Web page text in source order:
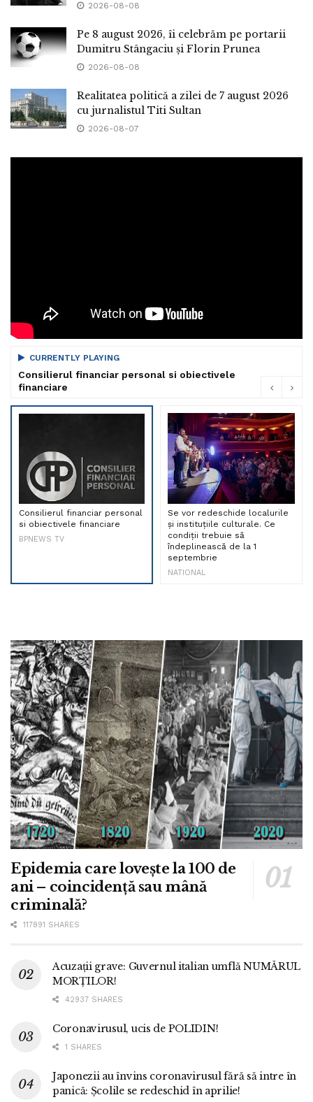
2026-08-08
Pe 8 august 2026, îi celebrăm pe portarii
Dumitru Stângaciu și Florin Prunea
2026-08-08
Realitatea politică a zilei de 7 august 2026
cu jurnalistul Titi Sultan
2026-08-07
CURRENTLY PLAYING
Consilierul financiar personal si obiectivele
financiare
Consilierul financiar personal
si obiectivele financiare
BPNEWS TV
Se vor redeschide localurile
și instituțiile culturale. Ce
condiții trebuie să
îndeplinească de la 1
septembrie
NATIONAL
Epidemia care lovește la 100 de
ani – coincidență sau mână
criminală?
117891 SHARES
Acuzații grave: Guvernul italian umflă NUMĂRUL
MORȚILOR!
42937 SHARES
Coronavirusul, ucis de POLIDIN!
1 SHARES
Japonezii au învins coronavirusul fără să intre în
panică: Școlile se redeschid în aprilie!